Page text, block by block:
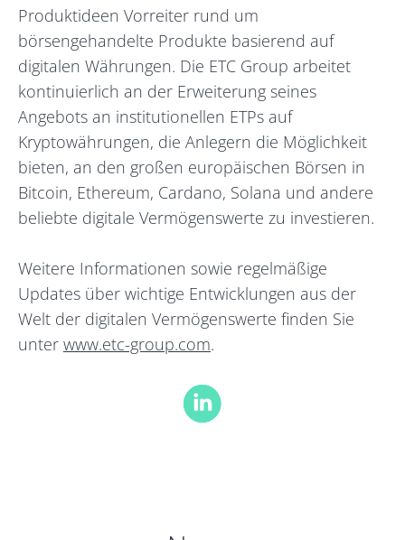
Produktideen Vorreiter rund um
börsengehandelte Produkte basierend auf
digitalen Währungen. Die ETC Group arbeitet
kontinuierlich an der Erweiterung seines
Angebots an institutionellen ETPs auf
Kryptowährungen, die Anlegern die Möglichkeit
bieten, an den großen europäischen Börsen in
Bitcoin, Ethereum, Cardano, Solana und andere
beliebte digitale Vermögenswerte zu investieren.
Weitere Informationen sowie regelmäßige
Updates über wichtige Entwicklungen aus der
Welt der digitalen Vermögenswerte finden Sie
unter www.etc-group.com.